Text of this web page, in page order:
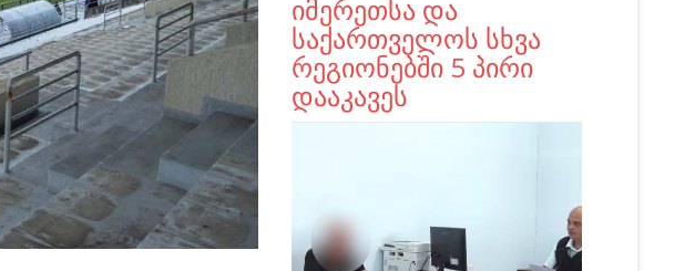
იმერეთსა და
საქართველოს სხვა
რეგიონებში 5 პირი
დააკავეს